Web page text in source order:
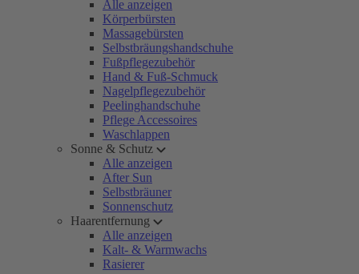
Alle anzeigen
Körperbürsten
Massagebürsten
Selbstbräungshandschuhe
Fußpflegezubehör
Hand & Fuß-Schmuck
Nagelpflegezubehör
Peelinghandschuhe
Pflege Accessoires
Waschlappen
Sonne & Schutz
Alle anzeigen
After Sun
Selbstbräuner
Sonnenschutz
Haarentfernung
Alle anzeigen
Kalt- & Warmwachs
Rasierer